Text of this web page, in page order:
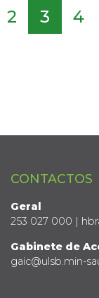
2 3 4
CONTACTOS
Geral
253 027 000 |
Gabinete de
gaic@ulsb.min-